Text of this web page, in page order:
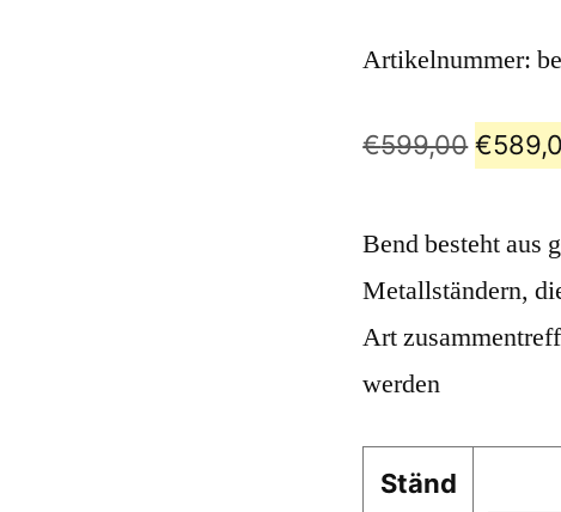
Artikelnummer:
€599,00 €
Bend besteht aus
Metallständern,
Art
werden
Ständ